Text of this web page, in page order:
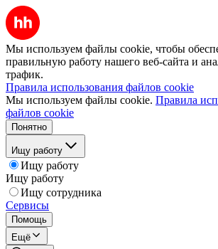
Мы используем файлы cookie, чтобы
правильную работу нашего веб-сайта и
трафик.
Правила использования файлов cookie
Мы используем файлы cookie. Правила
файлов cookie
Понятно
Ищу работу
Ищу работу
Ищу работу
Ищу сотрудника
Сервисы
Помощь
Ещё